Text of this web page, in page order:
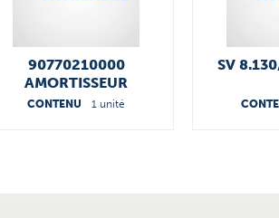
90770210000
AMORTISSEUR
CONTENU 1 unité
SV